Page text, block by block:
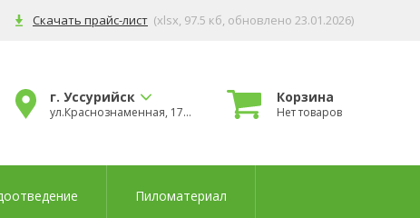
Скачать прайс-лист (xlsx, 97.5 кб, обновлено 23.01.2026)
г. Уссурийск
ул.Краснознаменная, 178б
Корзина
Нет товаров
Пиломатериал